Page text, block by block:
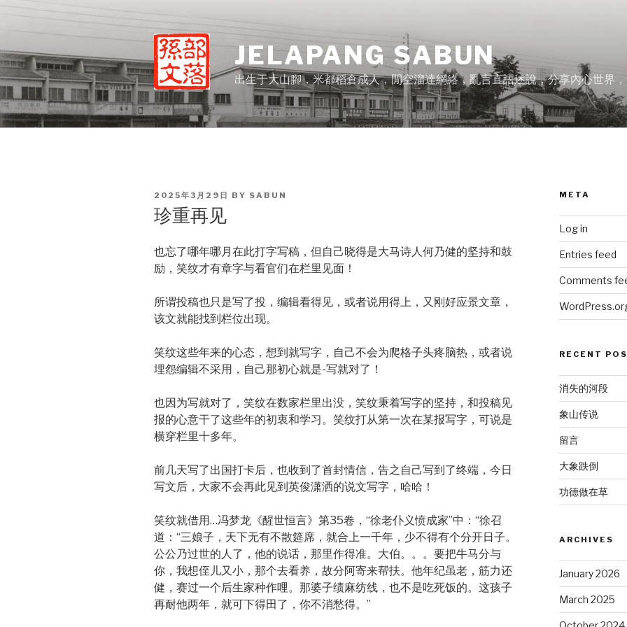
JELAPANG SABUN
出生于大山腳，米都稻倉成人，閒空溜達網絡，亂言直語述說，分享內心世界
POSTED
ON
2025年3月29日 BY SABUN
珍重再见
也忘了哪年哪月在此打字写稿，但自己晓得是大马诗人何乃健的坚持和鼓
励，笑纹才有章字与看官们在栏里见面！
所谓投稿也只是写了投，编辑看得见，或者说用得上，又刚好应景文章，
该文就能找到栏位出现。
笑纹这些年来的心态，想到就写字，自己不会为爬格子头疼脑热，或者说
埋怨编辑不采用，自己那初心就是-写就对了！
也因为写就对了，笑纹在数家栏里出没，笑纹秉着写字的坚持，和投稿见
报的心意干了这些年的初衷和学习。笑纹打从第一次在某报写字，可说是
横穿栏里十多年。
前几天写了出国打卡后，也收到了首封情信，告之自己写到了终端，今日
写文后，大家不会再此见到英俊潇洒的说文写字，哈哈！
笑纹就借用…冯梦龙《醒世恒言》第35卷，“徐老仆义愤成家”中：“徐召
道：“三娘子，天下无有不散筵席，就合上一千年，少不得有个分开日子。
公公乃过世的人了，他的说话，那里作得准。大伯。。。要把牛马分与
你，我想侄儿又小，那个去看养，故分阿寄来帮扶。他年纪虽老，筋力还
健，赛过一个后生家种作哩。那婆子绩麻纺线，也不是吃死饭的。这孩子
再耐他两年，就可下得田了，你不消愁得。”
META
Log in
Entries feed
Comments
RECENT
消失的河段
象山传说
留言
大象跌倒
功德做在草
ARCHIVES
January 2026
March 2025